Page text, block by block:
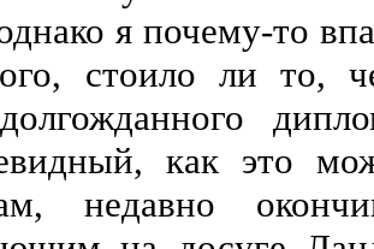
я почему-то
стоило ли то,
как это
недавно